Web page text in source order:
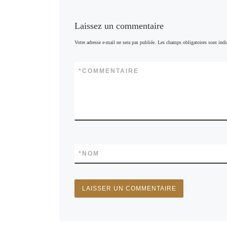
Laissez un commentaire
Votre adresse e-mail ne sera pas publiée. Les champs obligatoires sont
COMMENTAIRE
*
NOM
*